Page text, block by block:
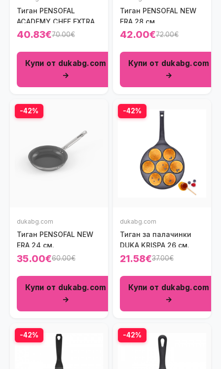
Тиган PENSOFAL
ACADEMY CHEF EXTRA
28 см.
40.83€70.00€
Купи от dukabg.com
→
Тиган PENSOFAL NEW
ERA 28 см.
42.00€72.00€
Купи от dukabg.com
→
-42%
dukabg.com
Тиган PENSOFAL NEW
ERA 24 см.
35.00€60.00€
Купи от dukabg.com
→
-42%
dukabg.com
Тиган за палачинки
DUKA KRISPA 26 см.
21.58€37.00€
Купи от dukabg.com
→
-42% -42%